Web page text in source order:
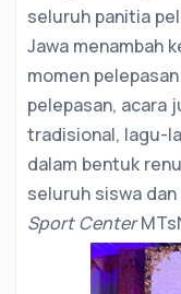
seluruh panitia
Jawa menambah
momen
pelepasan, acara
tradisional, lagu-
dalam bentuk
seluruh siswa
Sport Center